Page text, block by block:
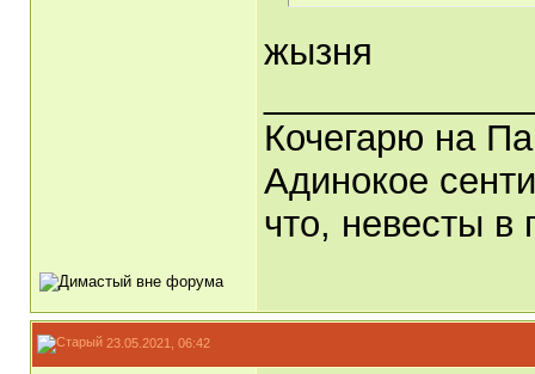
жызня
Кочегарю на
Адинокое
что, невесты в
23.05.2021, 06:42